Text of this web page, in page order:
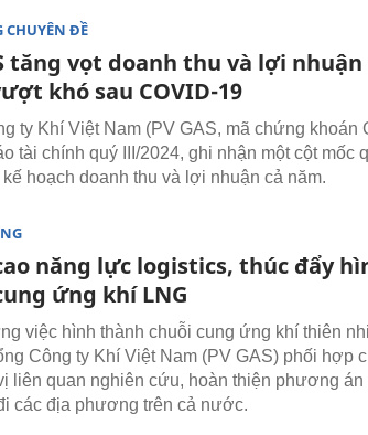
CHUYÊN ĐỀ
tăng vọt doanh thu và lợi
khó sau COVID-19
ty Khí Việt Nam (PV GAS, mã chứng khoán
tài chính quý III/2024, ghi nhận một cột mốc
hoạch doanh thu và lợi nhuận cả năm.
năng lực logistics, thúc đẩy
ứng khí LNG
việc hình thành chuỗi cung ứng khí thiên
Công ty Khí Việt Nam (PV GAS) phối hợp
liên quan nghiên cứu, hoàn thiện phương án
các địa phương trên cả nước.